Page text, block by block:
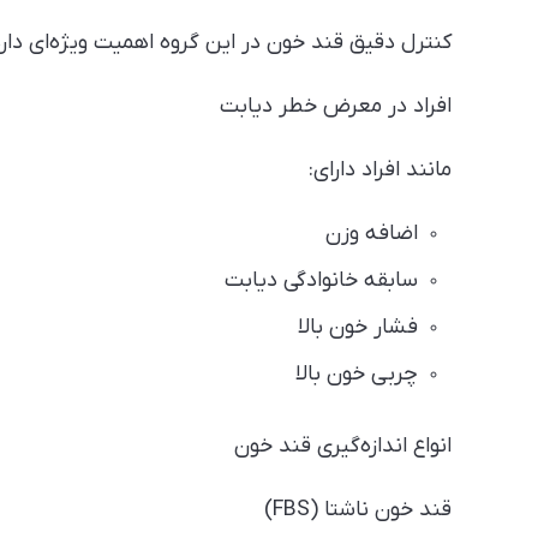
کنترل دقیق قند خون در این گروه اهمیت ویژه‌ای
افراد در معرض خطر دیابت
مانند افراد دارای:
اضافه وزن
سابقه خانوادگی دیابت
فشار خون بالا
چربی خون بالا
انواع اندازه‌گیری قند خون
قند خون ناشتا (FBS)